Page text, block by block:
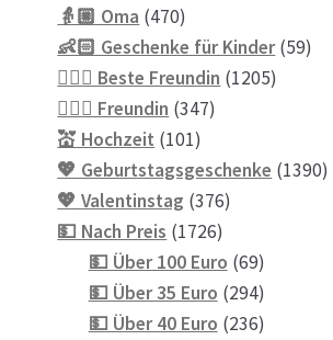
👵🏼 Oma 470470
Produkte
👶🏻 Geschenke für Kinder 5959
💁🏼‍♀️ Beste Freundin 12051205
💁🏼‍♀️ Freundin 347347
💒 Hochzeit 101101
Produkte
💖 Geburtstagsgeschenke 1390
💖 Valentinstag 376376
💵 Nach Preis 17261726
Produkte
💵 Über 100 Euro 6969
Produkte
💵 Über 35 Euro 294294
Produkte
💵 Über 40 Euro 236236